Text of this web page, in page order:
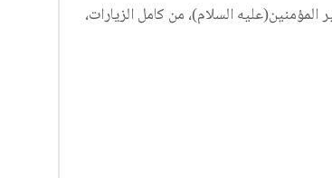
السلام)، من كامل الزيارات،